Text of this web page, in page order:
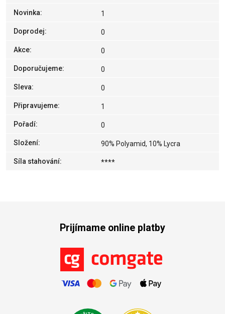
Novinka: 1
Doprodej: 0
Akce: 0
Doporučujeme: 0
Sleva: 0
Připravujeme: 1
Pořadí: 0
Složení: 90% Polyamid, 10% Lycra
Síla stahování: ****
Prijímame online platby